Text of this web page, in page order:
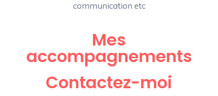
communication etc
Mes
accompagnements
Contactez-moi